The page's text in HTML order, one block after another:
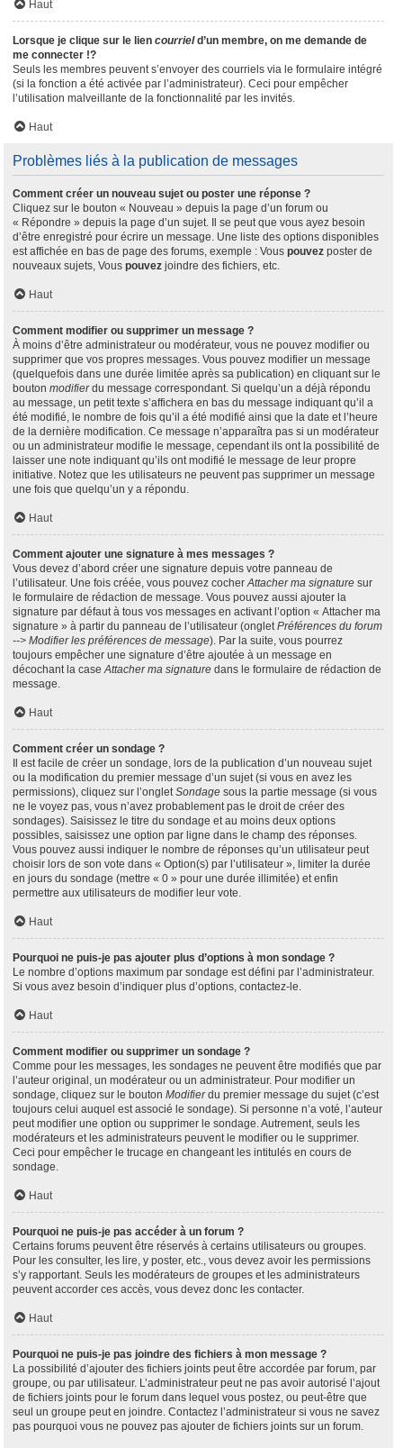
Haut
Lorsque je clique sur le lien courrield’un membre, on me demande de
me connecter !?
Seuls les membres peuvent s’envoyer des courriels via le formulaire intégré
(si la fonction a été activée par l’administrateur). Ceci pour empêcher
l’utilisation malveillante de la fonctionnalité par les invités.
Haut
Problèmes liés à la publication de messages
Comment créer un nouveau sujet ou poster une réponse ?
Cliquez sur le bouton « Nouveau » depuis la page d’un forum ou
« Répondre » depuis la page d’un sujet. Il se peut que vous ayez besoin
d’être enregistré pour écrire un message. Une liste des options disponibles
est affichée en bas de page des forums, exemple : Vous pouvez poster de
nouveaux sujets, Vous pouvez joindre des fichiers, etc.
Haut
Comment modifier ou supprimer un message ?
À moins d’être administrateur ou modérateur, vous ne pouvez modifier ou
supprimer que vos propres messages. Vous pouvez modifier un message
(quelquefois dans une durée limitée après sa publication) en cliquant sur le
bouton modifierdu message correspondant. Si quelqu’un a déjà répondu
au message, un petit texte s’affichera en bas du message indiquant qu’il a
été modifié, le nombre de fois qu’il a été modifié ainsi que la date et l’heure
de la dernière modification. Ce message n’apparaîtra pas si un modérateur
ou un administrateur modifie le message, cependant ils ont la possibilité de
laisser une note indiquant qu’ils ont modifié le message de leur propre
initiative. Notez que les utilisateurs ne peuvent pas supprimer un message
une fois que quelqu’un y a répondu.
Haut
Comment ajouter une signature à mes messages ?
Vous devez d’abord créer une signature depuis votre panneau de
l’utilisateur. Une fois créée, vous pouvez cocherAttacher ma signature sur
le formulaire de rédaction de message. Vous pouvez aussi ajouter la
signature par défaut à tous vos messages en activant l’option « Attacher ma
signature » à partir du panneau de l’utilisateur (ongletPréférences du forum
--> Modifier les préférences de message). Par la suite, vous pourrez
toujours empêcher une signature d’être ajoutée à un message en
décochant la caseAttacher ma signature dans le formulaire de rédaction de
message.
Haut
Comment créer un sondage ?
Il est facile de créer un sondage, lors de la publication d’un nouveau sujet
ou la modification du premier message d’un sujet (si vous en avez les
permissions), cliquez sur l’ongletSondage sous la partie message (si vous
ne le voyez pas, vous n’avez probablement pas le droit de créer des
sondages). Saisissez le titre du sondage et au moins deux options
possibles, saisissez une option par ligne dans le champ des réponses.
Vous pouvez aussi indiquer le nombre de réponses qu’un utilisateur peut
choisir lors de son vote dans « Option(s) par l’utilisateur », limiter la durée
en jours du sondage (mettre « 0 » pour une durée illimitée) et enfin
permettre aux utilisateurs de modifier leur vote.
Haut
Pourquoi ne puis-je pas ajouter plus d’options à mon sondage ?
Le nombre d’options maximum par sondage est défini par l’administrateur.
Si vous avez besoin d’indiquer plus d’options, contactez-le.
Haut
Comment modifier ou supprimer un sondage ?
Comme pour les messages, les sondages ne peuvent être modifiés que par
l’auteur original, un modérateur ou un administrateur. Pour modifier un
sondage, cliquez sur le bouton Modifierdu premier message du sujet (c’est
toujours celui auquel est associé le sondage). Si personne n’a voté, l’auteur
peut modifier une option ou supprimer le sondage. Autrement, seuls les
modérateurs et les administrateurs peuvent le modifier ou le supprimer.
Ceci pour empêcher le trucage en changeant les intitulés en cours de
sondage.
Haut
Pourquoi ne puis-je pas accéder à un forum ?
Certains forums peuvent être réservés à certains utilisateurs ou groupes.
Pour les consulter, les lire, y poster, etc., vous devez avoir les permissions
s’y rapportant. Seuls les modérateurs de groupes et les administrateurs
peuvent accorder ces accès, vous devez donc les contacter.
Haut
Pourquoi ne puis-je pas joindre des fichiers à mon message ?
La possibilité d’ajouter des fichiers joints peut être accordée par forum, par
groupe, ou par utilisateur. L’administrateur peut ne pas avoir autorisé l’ajout
de fichiers joints pour le forum dans lequel vous postez, ou peut-être que
seul un groupe peut en joindre. Contactez l’administrateur si vous ne savez
pas pourquoi vous ne pouvez pas ajouter de fichiers joints sur un forum.